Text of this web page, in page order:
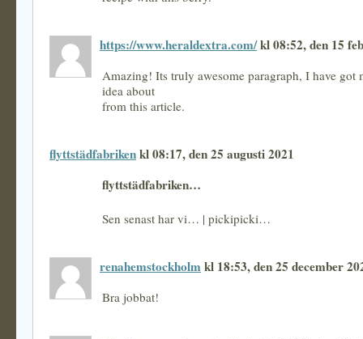
https://www.heraldextra.com/kl 08:52, den 15
Amazing! Its truly awesome paragraph, I have got
idea about
from this article.
flyttstädfabrikenkl 08:17, den 25 augusti 2021
flyttstädfabriken…
Sen senast har vi… | pickipicki…
renahemstockholmkl 18:53, den 25 december
Bra jobbat!